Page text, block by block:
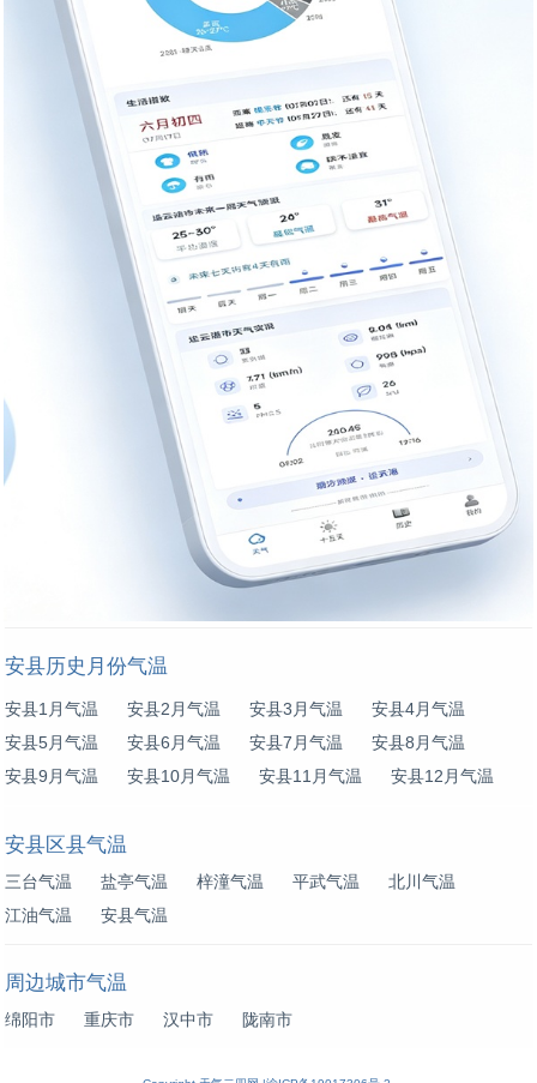
安县历史月份气温
安县1月气温 安县2月气温 安县3月气温
安县4月气温
安县5月气温
安县6月气温 安县7月气温
安县8月气温
安县9月气温
安县10月气温 安县11月气温 安县12月气温
安县区县气温
三台气温 盐亭气温 梓潼气温 平武气温
北川气温
江油气温
安县气温
周边城市气温
绵阳市 重庆市 汉中市 陇南市